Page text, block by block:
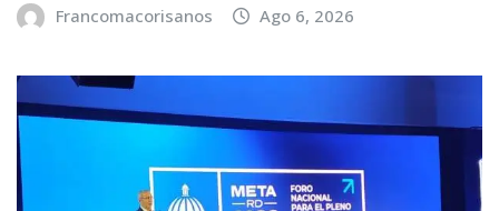
Francomacorisanos Ago 6, 2026